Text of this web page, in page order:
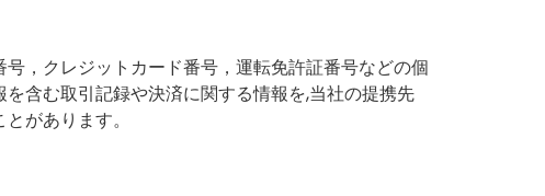
，クレジットカード番号，運転免許証番号などの個
含む取引記録や決済に関する情報を,当社の提携先
があります。